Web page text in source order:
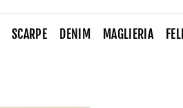
SCARPE DENIM MAGLIERIA